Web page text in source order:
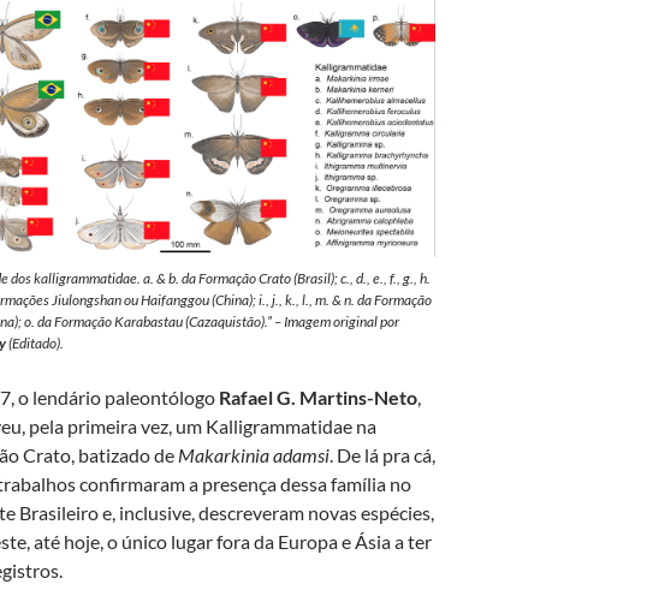
dos kalligrammatidae. a. & b. da Formação Crato (Brasil); c., d., e., f., g., h.
Jiulongshan ou Haifanggou (China); i., j., k., l., m. & n. da Formação
o. da Formação Karabastau (Cazaquistão).” – Imagem original por
(Editado).
o lendário paleontólogo Rafael G. Martins-Neto
pela primeira vez, um Kalligrammatidae na
Crato, batizado de Makarkinia adamsi . De lá pra cá,
confirmaram a presença dessa família no
Brasileiro e, inclusive, descreveram novas espécies,
até hoje, o único lugar fora da Europa e Ásia a ter